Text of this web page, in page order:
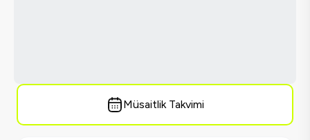
Müsaitlik Takvimi